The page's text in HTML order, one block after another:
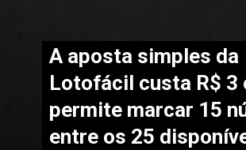
A aposta simples da
Lotofácil custa R$ 3
permite marcar 15
entre os 25
A aposta simples da
Lotofácil custa R$ 3
permite marcar 15
entre os 25